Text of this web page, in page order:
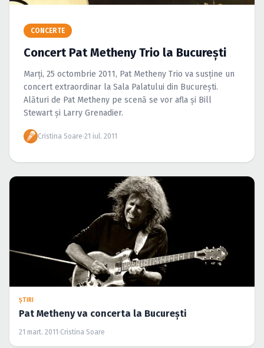
Caută în site...
CONCERTE
Concert Pat Metheny Trio la Bucureşti
Marţi, 25 octombrie 2011, Pat Metheny Trio va susţine un
concert extraordinar la Sala Palatului din Bucureşti.
Alături de Pat Metheny pe scenă se vor afla şi Bill
Stewart şi Larry Grenadier.
Cristina Soare·21 iul. 2011
ŞTIRI
Pat Metheny va concerta la Bucureşti
21 mart. 2011 ·Cristina Soare